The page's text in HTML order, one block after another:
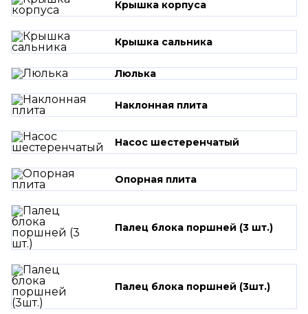
Крышка корпуса
Крышка сальника
Люлька
Наклонная плита
Насос шестеренчатый
Опорная плита
Палец блока поршней (3 шт.)
Палец блока поршней (3шт.)